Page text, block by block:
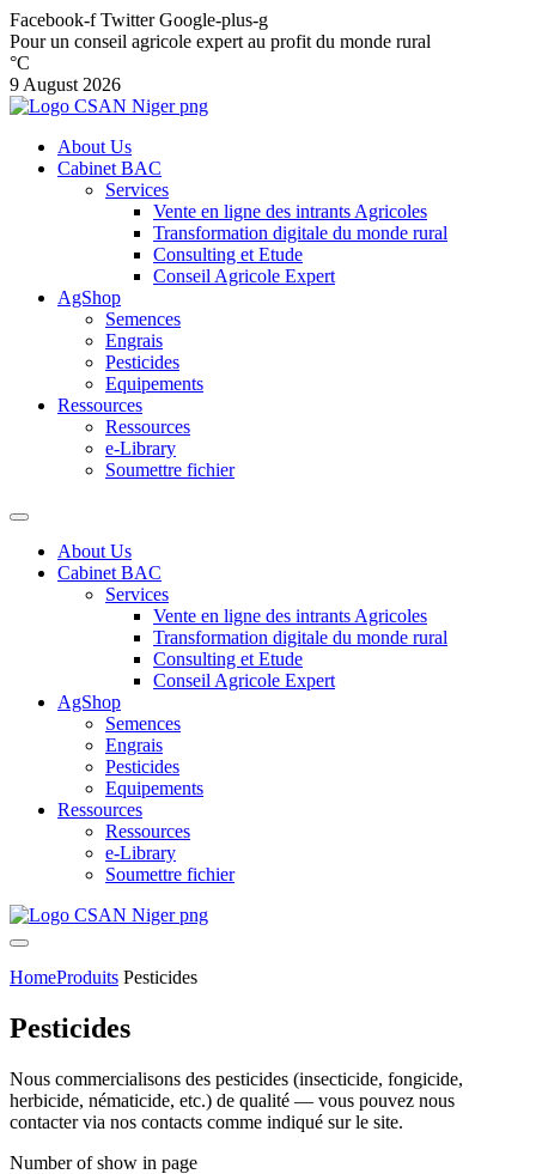
Facebook-f Twitter Google-plus-g
Pour un conseil agricole expert au profit du monde rural
°C
9 August 2026
About Us
Cabinet BAC
Services
Vente en ligne des intrants Agricoles
Transformation digitale du monde rural
Consulting et Etude
Conseil Agricole Expert
AgShop
Semences
Engrais
Pesticides
Equipements
Ressources
Ressources
e-Library
Soumettre fichier
About Us
Cabinet BAC
Services
Vente en ligne des intrants Agricoles
Transformation digitale du monde rural
Consulting et Etude
Conseil Agricole Expert
AgShop
Semences
Engrais
Pesticides
Equipements
Ressources
Ressources
e-Library
Soumettre fichier
HomeProduits Pesticides
Pesticides
Nous commercialisons des pesticides (insecticide, fongicide,
herbicide, nématicide, etc.) de qualité — vous pouvez nous
contacter via nos contacts comme indiqué sur le site.
Number of show in page